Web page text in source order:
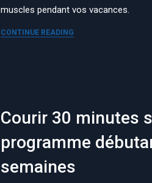
muscles pendant vos vacances.
CONTINUE READING
Courir 30 minutes
programme
semaines